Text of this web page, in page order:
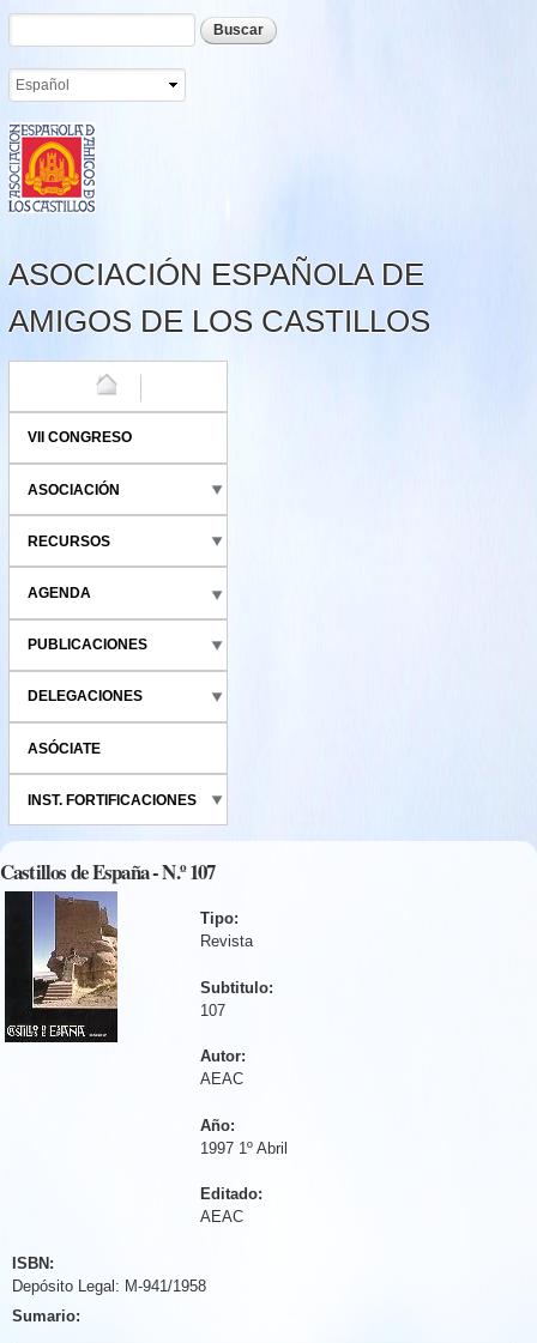
Pasar al
contenido
Formulario de búsqueda
Buscar
ASOCIACIÓN ESPAÑOLA DE
AMIGOS DE LOS CASTILLOS
VII CONGRESO
ASOCIACIÓN
RECURSOS
AGENDA
PUBLICACIONES
DELEGACIONES
ASÓCIATE
INST. FORTIFICACIONES
Castillos de España - N.º 107
Tipo:
Revista
Subtitulo:
107
Autor:
AEAC
Año:
1997 1º Abril
Editado:
AEAC
ISBN:
Depósito Legal: M-941/1958
Sumario: